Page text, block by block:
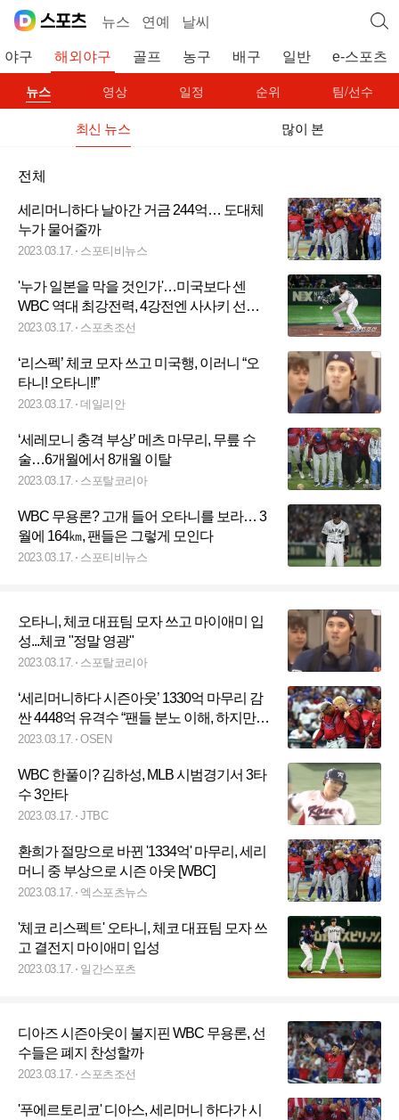
뉴스 연예 날씨
야구 해외야구 골프 농구 배구 일반 e-스포츠
뉴스 영상 일정 순위 팀/선수
최신 뉴스 많이 본
전체
세리머니하다 날아간 거금 244억… 도대체
누가 물어줄까
2023.03.17. 스포티비뉴스
'누가 일본을 막을 것인가'…미국보다 센
WBC 역대 최강전력, 4강전엔 사사키 선발
유력
2023.03.17. 스포츠조선
‘리스펙’ 체코 모자 쓰고 미국행, 이러니 “오
타니! 오타니!!”
2023.03.17. 데일리안
‘세레모니 충격 부상’ 메츠 마무리, 무릎 수
술…6개월에서 8개월 이탈
2023.03.17. 스포탈코리아
WBC 무용론? 고개 들어 오타니를 보라… 3
월에 164㎞, 팬들은 그렇게 모인다
2023.03.17. 스포티비뉴스
오타니, 체코 대표팀 모자 쓰고 마이애미 입
성...체코 "정말 영광"
2023.03.17. 스포탈코리아
‘세리머니하다 시즌아웃’ 1330억 마무리 감
싼 4448억 유격수 “팬들 분노 이해, 하지만
WBC도 의미있다”
2023.03.17. OSEN
WBC 한풀이? 김하성, MLB 시범경기서 3타
수 3안타
2023.03.17. JTBC
환희가 절망으로 바뀐 '1334억' 마무리, 세리
머니 중 부상으로 시즌 아웃 [WBC]
2023.03.17. 엑스포츠뉴스
'체코 리스펙트' 오타니, 체코 대표팀 모자 쓰
고 결전지 마이애미 입성
2023.03.17. 일간스포츠
디아즈 시즌아웃이 불지핀 WBC 무용론, 선
수들은 폐지 찬성할까
2023.03.17. 스포츠조선
'푸에르토리코' 디아스, 세리머니 하다가 시